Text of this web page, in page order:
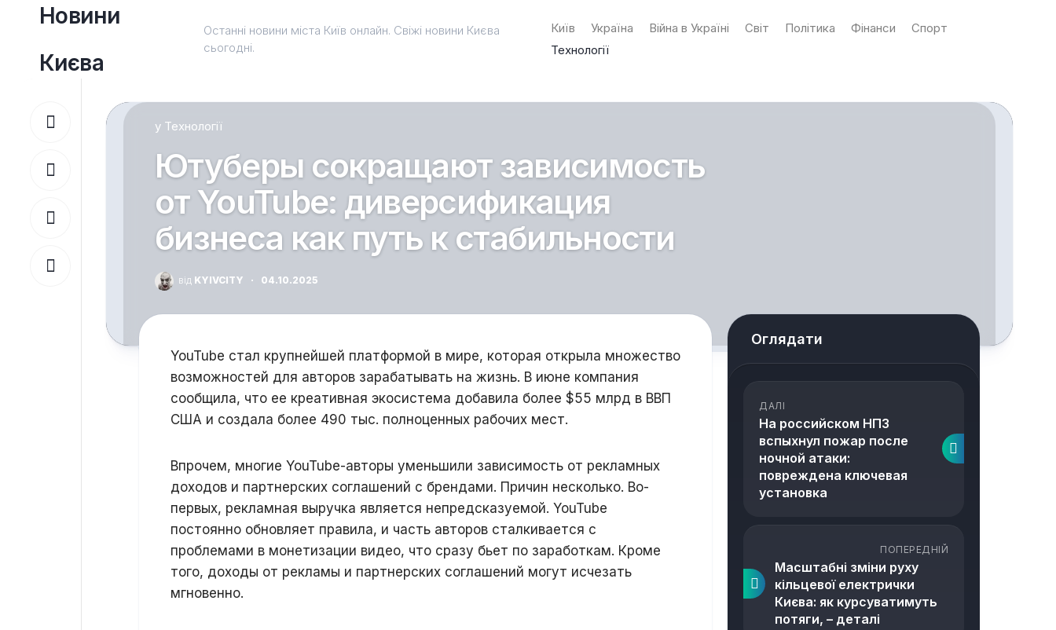
ПерейтиНовини
Києва
Останні новини міста Київ онлайн. Свіжі новини Києва
сьогодні.
Київ Україна Війна в Україні Світ Політика Фінанси
Спорт
Технології
у Технології
Ютуберы сокращают зависимость
от YouTube: диверсификация
бизнеса как путь к стабильности
від KYIVCITY · 04.10.2025
YouTube стал крупнейшей платформой в мире, которая открыла множество
возможностей для авторов зарабатывать на жизнь. В июне компания
сообщила, что ее креативная экосистема добавила более $55 млрд в ВВП
США и создала более 490 тыс. полноценных рабочих мест.
Впрочем, многие YouTube-авторы уменьшили зависимость от рекламных
доходов и партнерских соглашений с брендами. Причин несколько. Во-
первых, рекламная выручка является непредсказуемой. YouTube
постоянно обновляет правила, и часть авторов сталкивается с
проблемами в монетизации видео, что сразу бьет по заработкам. Кроме
того, доходы от рекламы и партнерских соглашений могут исчезать
мгновенно.
Оглядати
ДАЛІ
На российском НПЗ
вспыхнул пожар после
ночной атаки:
повреждена ключевая
установка
ПОПЕРЕДНІЙ
Масштабні зміни руху
кільцевої електрички
Києва: як курсуватимуть
потяги, – деталі